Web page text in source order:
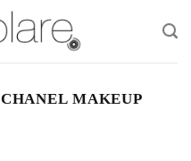
CHANEL MAKEUP